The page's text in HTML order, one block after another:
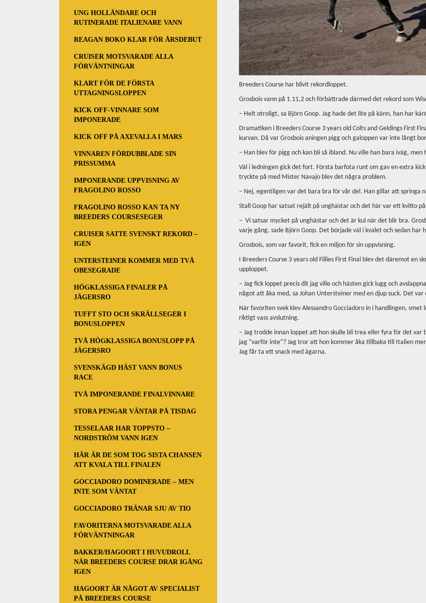
UNG HOLLÄNDARE OCH
RUTINERADE ITALIENARE VANN
REAGAN BOKO KLAR FÖR ÅRSDEBUT
CRUISER MOTSVARADE ALLA
FÖRVÄNTNINGAR
KLART FÖR DE FÖRSTA
UTTAGNINGSLOPPEN
KICK OFF-VINNARE SOM
IMPONERADE
KICK OFF PÅ AXEVALLA I MARS
VINNAREN FÖRDUBBLADE SIN
PRISSUMMA
IMPONERANDE UPPVISNING AV
FRAGOLINO ROSSO
FRAGOLINO ROSSO KAN TA NY
BREEDERS COURSESEGER
CRUISER SATTE SVENSKT REKORD –
IGEN
UNTERSTEINER KOMMER MED TVÅ
OBESEGRADE
HÖGKLASSIGA FINALER PÅ
JÄGERSRO
TUFFT STO OCH SKRÄLLSEGER I
BONUSLOPPEN
TVÅ HÖGKLASSIGA BONUSLOPP PÅ
JÄGERSRO
SVENSKÄGD HÄST VANN BONUS
RACE
TVÅ IMPONERANDE FINALVINNARE
STORA PENGAR VÄNTAR PÅ TISDAG
TESSELAAR HAR TOPPSTO –
NORDSTRÖM VANN IGEN
HÄR ÄR DE SOM TOG SISTA CHANSEN
ATT KVALA TILL FINALEN
GOCCIADORO DOMINERADE – MEN
INTE SOM VÄNTAT
GOCCIADORO TRÄNAR SJU AV TIO
FAVORITERNA MOTSVARADE ALLA
FÖRVÄNTNINGAR
BAKKER/HAGOORT I HUVUDROLL
NÄR BREEDERS COURSE DRAR IGÅNG
IGEN
HAGOORT ÄR NÅGOT AV SPECIALIST
PÅ BREEDERS COURSE
Breeders Course har blivit rekordloppet.
Grosbois vann på 1.11,2 och förbättrade därmed det rekord som
– Helt otroligt, sa Björn Goop. Jag hade det lite på känn, han har
Dramatiken i Breeders Course 3 years old Colts and Geldings First
kurvan. Då var Grosbois aningen pigg och galoppen var inte långt
– Han blev för pigg och kan bli så ibland. Nu ville han bara iväg,
Väl i ledningen gick det fort. Första barfota runt om gav en extra
tryckte på med Mister Navajo blev det några problem.
– Nej, egentligen var det bara bra för vår del. Han gillar att springa
Stall Goop har satsat rejält på unghästar och det här var ett kvitto
– Vi satsar mycket på unghästar och det är kul när det blir bra.
varje gång, sade Björn Goop. Det började väl i kvalet och sedan har
Grosbois, som var favorit, fick en miljon för sin uppvisning.
I Breeders Course 3 years old Fillies First Final blev det däremot en
upploppet.
– Jag fick loppet precis dit jag ville och hästen gick lugg och
något att åka med, sa Johan Untersteiner med en djup suck. Det
När favoriten svek klev Alessandro Gocciadoro in i handlingen,
riktigt vass avslutning.
– Jag trodde innan loppet att hon skulle bli trea eller fyra för det
jag “varför inte”? Jag tror att hon kommer åka tillbaka till Italien
Jag får ta ett snack med ägarna.